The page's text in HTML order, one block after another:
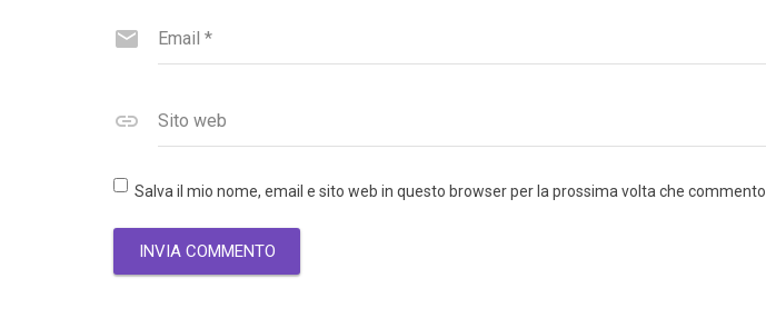
Email *
Sito web
Salva il mio nome, email e sito web in questo browser per la prossima volta che commento.